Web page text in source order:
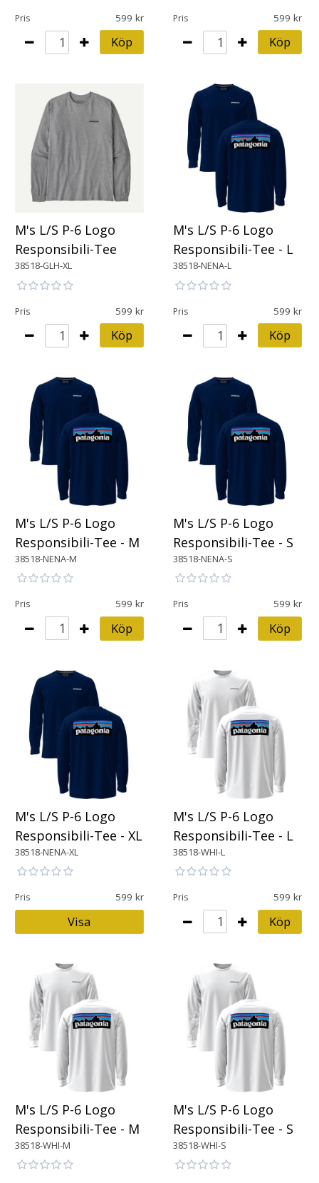
Pris 599
Köp
Pris 599
Köp
M's L/S P-6 Logo
Responsibili-Tee
38518-GLH-XL
Pris 599
Köp
M's L/S P-6 Logo
Responsibili-Tee - L
38518-NENA-L
Pris 599
Köp
M's L/S P-6 Logo
Responsibili-Tee - M
38518-NENA-M
Pris 599
Köp
M's L/S P-6 Logo
Responsibili-Tee - S
38518-NENA-S
Pris 599
Köp
M's L/S P-6 Logo
Responsibili-Tee - XL
38518-NENA-XL
Pris 599
Visa
M's L/S P-6 Logo
Responsibili-Tee - L
38518-WHI-L
Pris 599
Köp
M's L/S P-6 Logo
Responsibili-Tee - M
38518-WHI-M
M's L/S P-6 Logo
Responsibili-Tee - S
38518-WHI-S